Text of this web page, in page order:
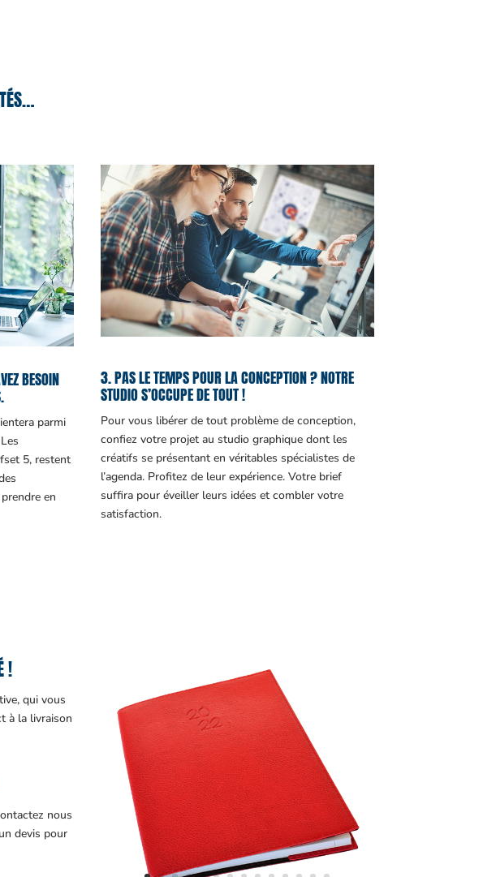
BESOIN
parmi
5, restent
en
3. PAS LE TEMPS POUR LA CONCEPTION ? NOTRE
STUDIO S’OCCUPE DE TOUT !
Pour vous libérer de tout problème de conception,
confiez votre projet au studio graphique dont les
créatifs se présentant en véritables spécialistes de
l’agenda. Profitez de leur expérience. Votre brief
suffira pour éveiller leurs idées et combler votre
satisfaction.
!
qui vous
à la livraison
nous
devis pour